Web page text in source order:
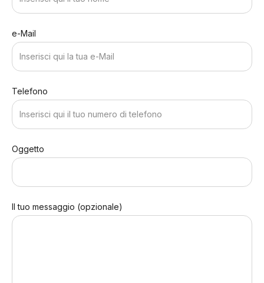
e-Mail
Telefono
Oggetto
Il tuo messaggio (opzionale)